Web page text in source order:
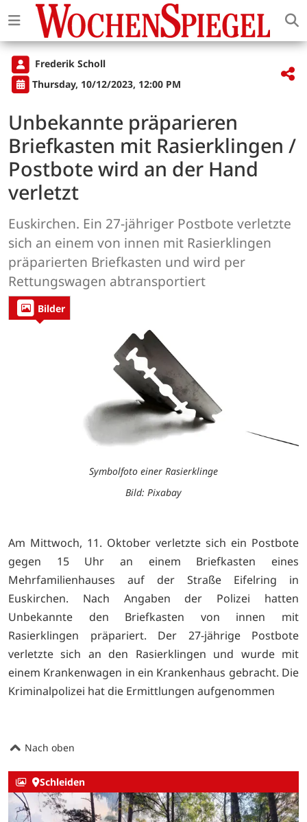
Frederik Scholl
Thursday, 10/12/2023, 12:00 PM
Unbekannte präparieren
Briefkasten mit Rasierklingen /
Postbote wird an der Hand
verletzt
Euskirchen. Ein 27-jähriger Postbote verletzte
sich an einem von innen mit Rasierklingen
präparierten Briefkasten und wird per
Rettungswagen abtransportiert
Bilder
Symbolfoto einer Rasierklinge
Bild: Pixabay
Am Mittwoch, 11. Oktober verletzte sich ein Postbote
gegen 15 Uhr an einem Briefkasten eines
Mehrfamilienhauses auf der Straße Eifelring in
Euskirchen. Nach Angaben der Polizei hatten
Unbekannte den Briefkasten von innen mit
Rasierklingen präpariert. Der 27-jährige Postbote
verletzte sich an den Rasierklingen und wurde mit
einem Krankenwagen in ein Krankenhaus gebracht. Die
Kriminalpolizei hat die Ermittlungen aufgenommen
Nach oben
Schleiden